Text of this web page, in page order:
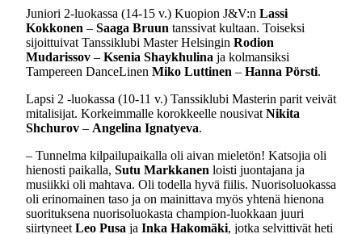
Juniori 2-luokassa (14-15 v.) Kuopion J&V:n Lassi
Kokkonen – Saaga Bruun tanssivat kultaan. Toiseksi
sijoittuivat Tanssiklubi Master Helsingin Rodion
Mudarissov – Ksenia Shaykhulina ja kolmansiksi
Tampereen DanceLinen Miko Luttinen – Hanna Pörsti.
Lapsi 2 -luokassa (10-11 v.) Tanssiklubi Masterin parit veivät
mitalisijat. Korkeimmalle korokkeelle nousivat Nikita
Shchurov – Angelina Ignatyeva.
– Tunnelma kilpailupaikalla oli aivan mieletön! Katsojia oli
hienosti paikalla, Sutu Markkanen loisti juontajana ja
musiikki oli mahtava. Oli todella hyvä fiilis. Nuorisoluokassa
oli erinomainen taso ja on mainittava myös yhtenä hienona
suorituksena nuorisoluokasta champion-luokkaan juuri
siirtyneet Leo Pusa ja Inka Hakomäki, jotka selvittivät heti